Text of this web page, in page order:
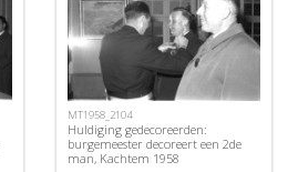
MT1958_2104
Huldiging gedecoreerden:
burgemeester decoreert een 2de
man, Kachtem 1958